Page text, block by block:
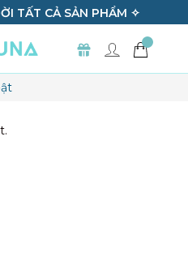
TẤT CẢ SẢN PHẨM ✧